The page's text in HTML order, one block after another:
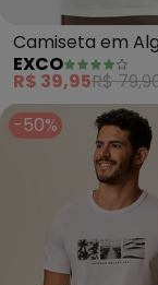
Camiseta em
(Branco)
EXCO
R$ 39,95R$
-50%